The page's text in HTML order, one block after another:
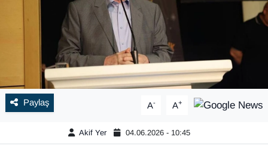
Paylaş A- A+
Akif Yer 04.06.2026 - 10:45